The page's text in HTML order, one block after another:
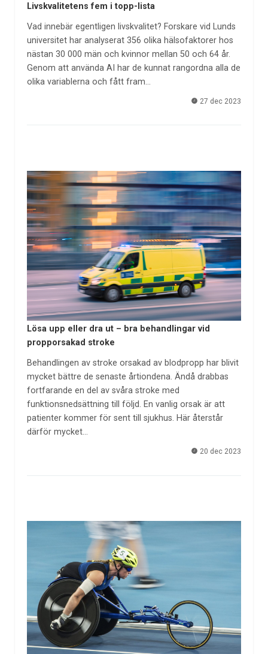
Livskvalitetens fem i topp-lista
Vad innebär egentligen livskvalitet? Forskare vid Lunds
universitet har analyserat 356 olika hälsofaktorer hos
nästan 30 000 män och kvinnor mellan 50 och 64 år.
Genom att använda AI har de kunnat rangordna alla de
olika variablerna och fått fram…
27 dec 2023
Lösa upp eller dra ut – bra behandlingar vid
propporsakad stroke
Behandlingen av stroke orsakad av blodpropp har blivit
mycket bättre de senaste årtiondena. Ändå drabbas
fortfarande en del av svåra stroke med
funktionsnedsättning till följd. En vanlig orsak är att
patienter kommer för sent till sjukhus. Här återstår
därför mycket…
20 dec 2023